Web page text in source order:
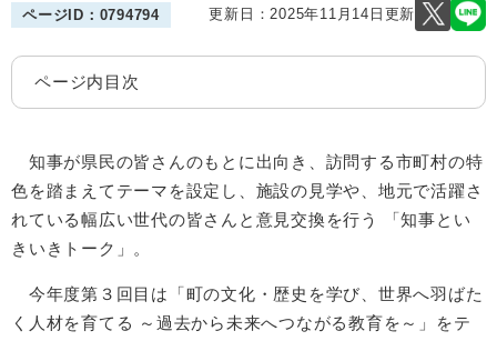
ページID：0794794 更新日：2025年11月14日更新
ページ内目次
​ 知事が県民の皆さんのもとに出向き、訪問する市町村の特
色を踏まえてテーマを設定し、施設の見学や、地元で活躍さ
れている幅広い世代の皆さんと意見交換を行う 「知事とい
きいきトーク」。
今年度第３回目は「町の文化・歴史を学び、世界へ羽ばた
く人材を育てる ～過去から未来へつながる教育を～」をテ